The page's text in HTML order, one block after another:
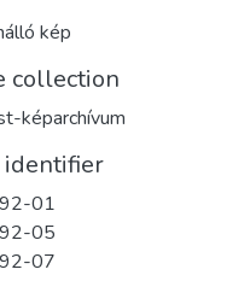
kép
collection
képarchívum
identifier
01
05
07